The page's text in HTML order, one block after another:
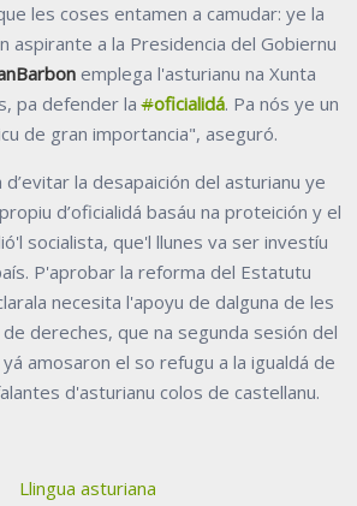
les coses entamen a camudar: ye la
aspirante a la Presidencia del Gobiernu
emplega l'asturianu na Xunta
pa defender la#oficialidá. Pa nós ye un
de gran importancia", aseguró.
la desapaición del asturianu ye
d’oficialidá basáu na proteición y el
socialista, que'l llunes va ser investíu
P'aprobar la reforma del Estatutu
necesita l'apoyu de dalguna de les
dereches, que na segunda sesión del
amosaron el so refugu a la igualdá de
d'asturianu colos de castellanu.
Llingua asturiana